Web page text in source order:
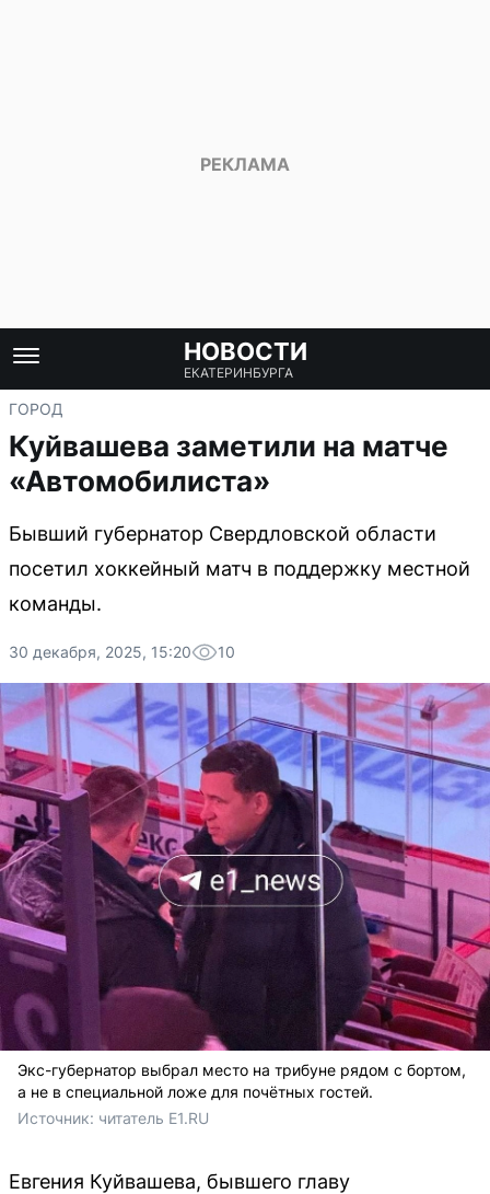
НОВОСТИ
ЕКАТЕРИНБУРГА
ГОРОД
Куйвашева заметили на матче
«Автомобилиста»
Бывший губернатор Свердловской области
посетил хоккейный матч в поддержку местной
команды.
30 декабря, 2025, 15:20 10
Экс-губернатор выбрал место на трибуне рядом с бортом,
а не в специальной ложе для почётных гостей.
Источник: читатель E1.RU
Евгения Куйвашева, бывшего главу